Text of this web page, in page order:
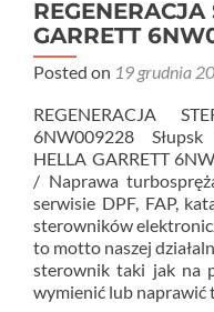
GARRETT
Posted on 19 grudnia
REGENERACJA
6NW009228 Słupsk
HELLA GARRETT
/ Naprawa
serwisie DPF, FAP,
sterowników
to motto naszej
sterownik taki jak na
wymienić lub naprawić